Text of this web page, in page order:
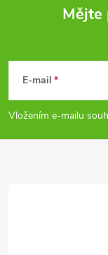
i
s
u
p
a
Mějte
E-mail
Vložením e-mailu